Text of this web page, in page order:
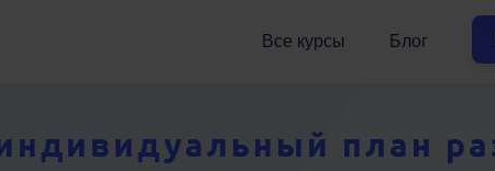
Все курсы Блог
план